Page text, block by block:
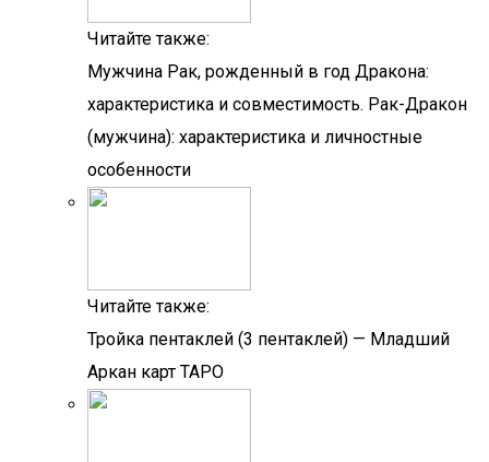
Читайте также:
Мужчина Рак, рожденный в год Дракона:
характеристика и совместимость. Рак-Дракон
(мужчина): характеристика и личностные
особенности
Читайте также:
Тройка пентаклей (3 пентаклей) — Младший
Аркан карт ТАРО